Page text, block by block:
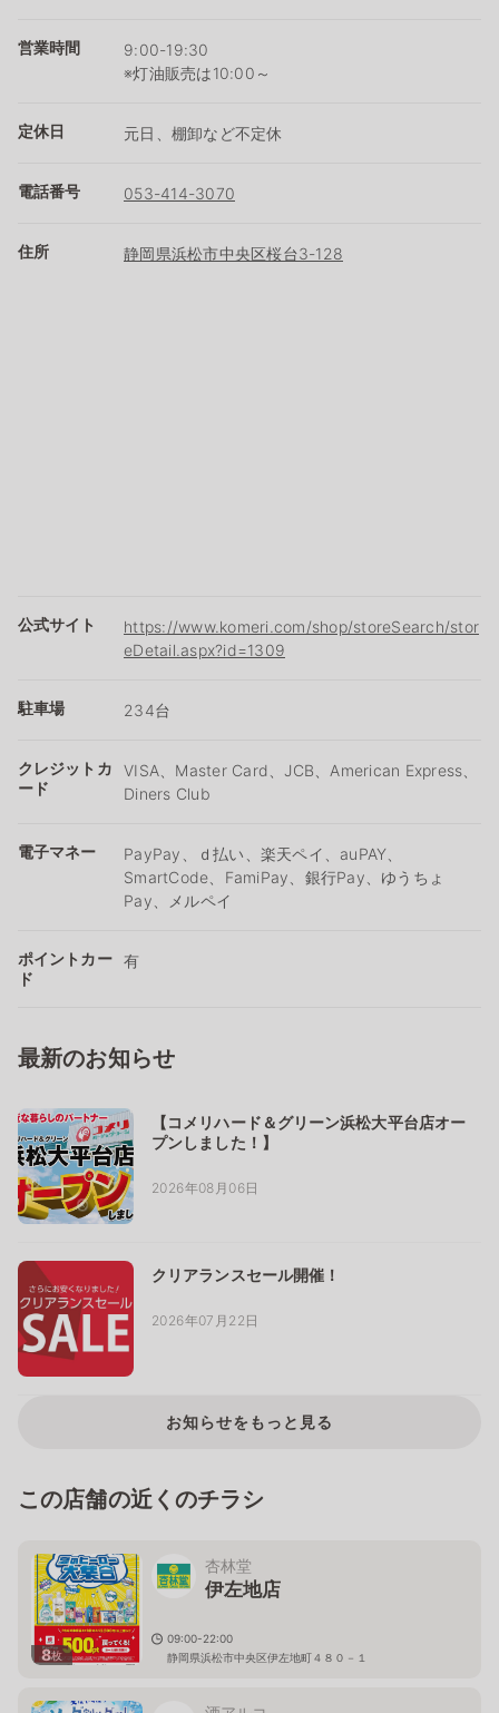
営業時間
9:00-19:30
※灯油販売は10:00～
定休日 元日、棚卸など不定休
電話番号 053-414-3070
住所 静岡県浜松市中央区桜台3-128
公式サイト
https://www.komeri.com/shop/storeSearch/stor
eDetail.aspx?id=1309
駐車場 234台
クレジットカ
ード
VISA、Master Card、JCB、American Express、
Diners Club
電子マネー
PayPay、ｄ払い、楽天ペイ、auPAY、
SmartCode、FamiPay、銀行Pay、ゆうちょ
Pay、メルペイ
ポイントカー
ド
有
最新のお知らせ
【コメリハード＆グリーン浜松大平台店オー
プンしました！】
2026年08月06日
クリアランスセール開催！
2026年07月22日
お知らせをもっと見る
この店舗の近くのチラシ
8枚
杏林堂
伊左地店
09:00-22:00
静岡県浜松市中央区伊左地町４８０－１